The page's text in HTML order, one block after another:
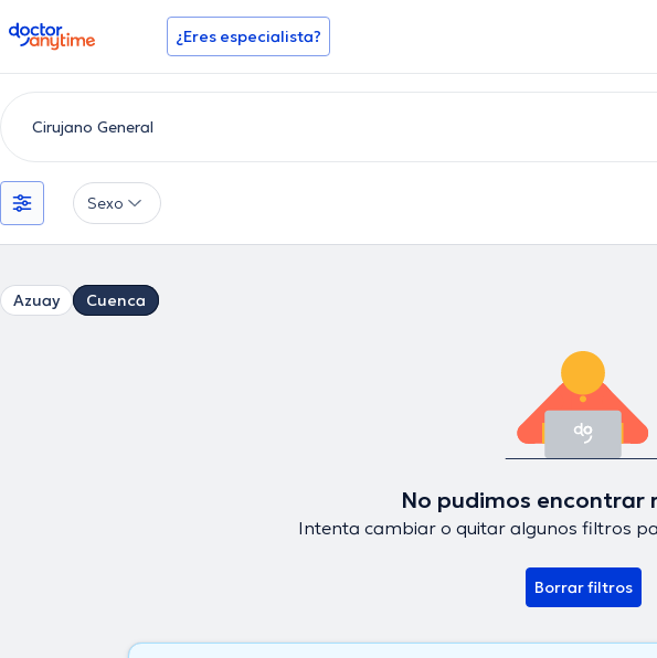
doctoranytime ¿Eres especialista?
Sexo
Azuay Cuenca
No pudimos encontrar
Intenta cambiar o quitar algunos filtros
Borrar filtros